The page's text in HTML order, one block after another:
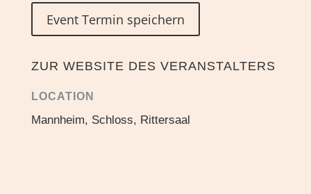
Event Termin speichern
ZUR WEBSITE DES VERANSTALTERS
LOCATION
Mannheim, Schloss, Rittersaal